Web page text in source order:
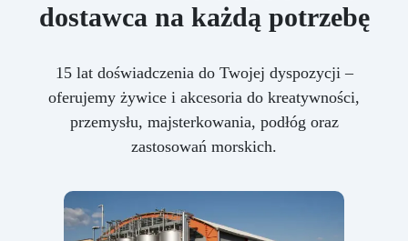
dostawca na każdą potrzebę
15 lat doświadczenia do Twojej dyspozycji –
oferujemy żywice i akcesoria do kreatywności,
przemysłu, majsterkowania, podłóg oraz
zastosowań morskich.